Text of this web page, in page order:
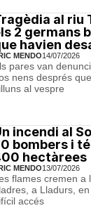
al riu
2 germans
havien
MENDO14/07/2026
pares van
nens després
al vespre
incendi al
bombers i
hectàrees
MENDO13/07/2026
flames cremen a
a Lladurs,
accés